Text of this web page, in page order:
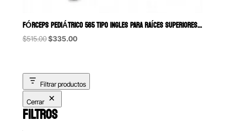
FÓRCEPS PEDIÁTRICO 565 TIPO INGLES PARA RAÍCES SUPERIORES 6B (113)
$515.00Original
$515.00.
$335.00Current
$335.00.
Filtrar productos
Cerrar
FILTROS